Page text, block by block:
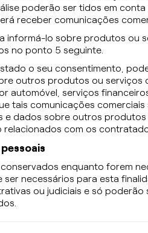
poderão ser tidos em
receber comunicações
informá-lo sobre produtos ou
no ponto 5 seguinte.
o seu consentimento,
outros produtos ou
automóvel, serviços
tais comunicações
dados sobre outros
com os
enquanto forem
ser necessários para esta
ou judiciais e só